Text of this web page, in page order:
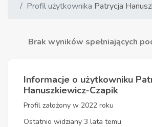
Profil użytkownika Patrycja
Brak wyników spełniających
Informacje o użytkowniku
Hanuszkiewicz-Czapik
Profil założony w 2022 roku
Ostatnio widziany 3 lata temu